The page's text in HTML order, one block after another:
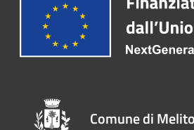
Comune di